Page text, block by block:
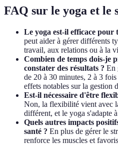
FAQ sur le yoga et le
Le yoga est-il efficace pour
peut aider à gérer différents
travail, aux relations ou à la
Combien de temps dois-je
constater des résultats ? En
de 20 à 30 minutes, 2 à 3
effets notables sur la gestion
Est-il nécessaire d'être
Non, la flexibilité vient avec
différent, et le yoga s'adapte
Quels autres impacts
santé ? En plus de gérer le
renforce les muscles et